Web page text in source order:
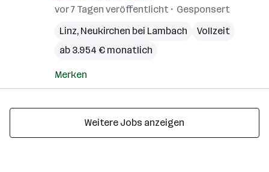
vor 7 Tagen veröffentlicht
Gesponsert
Linz, Neukirchen bei Lambach
Vollzeit
ab 3.954 € monatlich
Merken
Weitere Jobs anzeigen